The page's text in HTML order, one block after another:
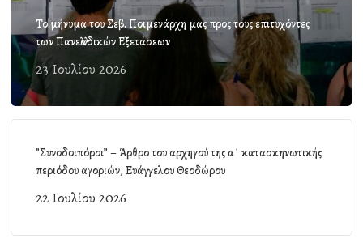
Το μήνυμα του Σεβ. Ποιμενάρχη μας προς τους επιτυχόντες
των Πανελλαδικών Εξετάσεων
23 Ιουλίου 2026
”Συνοδοιπόροι” – Άρθρο του αρχηγού της α΄ κατασκηνωτικής
περιόδου αγοριών, Ευάγγελου Θεοδώρου
22 Ιουλίου 2026